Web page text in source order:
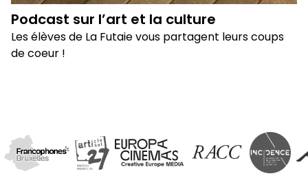
Podcast sur l’art et la culture
Les élèves de La Futaie vous partagent leurs coups
de coeur !